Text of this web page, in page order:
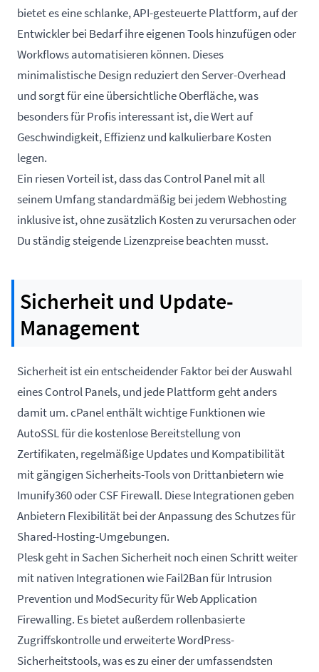
bietet es eine schlanke, API-gesteuerte Plattform, auf der
Entwickler bei Bedarf ihre eigenen Tools hinzufügen oder
Workflows automatisieren können. Dieses
minimalistische Design reduziert den Server-Overhead
und sorgt für eine übersichtliche Oberfläche, was
besonders für Profis interessant ist, die Wert auf
Geschwindigkeit, Effizienz und kalkulierbare Kosten
legen.
Ein riesen Vorteil ist, dass das Control Panel mit all
seinem Umfang standardmäßig bei jedem Webhosting
inklusive ist, ohne zusätzlich Kosten zu verursachen oder
Du ständig steigende Lizenzpreise beachten musst.
Sicherheit und Update-
Management
Sicherheit ist ein entscheidender Faktor bei der Auswahl
eines Control Panels, und jede Plattform geht anders
damit um. cPanel enthält wichtige Funktionen wie
AutoSSL für die kostenlose Bereitstellung von
Zertifikaten, regelmäßige Updates und Kompatibilität
mit gängigen Sicherheits-Tools von Drittanbietern wie
Imunify360 oder CSF Firewall. Diese Integrationen geben
Anbietern Flexibilität bei der Anpassung des Schutzes für
Shared-Hosting-Umgebungen.
Plesk geht in Sachen Sicherheit noch einen Schritt weiter
mit nativen Integrationen wie Fail2Ban für Intrusion
Prevention und ModSecurity für Web Application
Firewalling. Es bietet außerdem rollenbasierte
Zugriffskontrolle und erweiterte WordPress-
Sicherheitstools, was es zu einer der umfassendsten